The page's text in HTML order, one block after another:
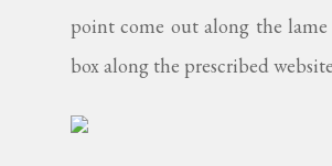
point come out along the
box along the prescribed